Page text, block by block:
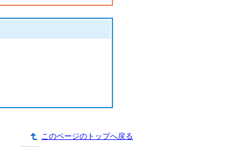
このページのトップへ戻る